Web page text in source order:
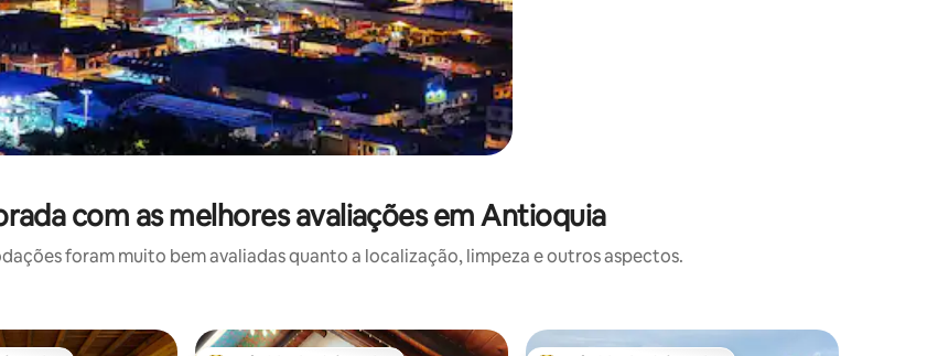
com as melhores avaliações em Antioquia
foram muito bem avaliadas quanto a localização, limpeza e outros aspectos.